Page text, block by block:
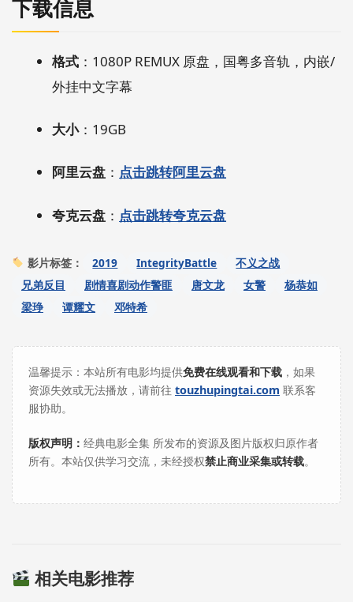
下载信息
格式 ：1080P REMUX 原盘，国粤多音轨，内嵌/
外挂中文字幕
大小：19GB
阿里云盘 ： 点击跳转阿里云盘
夸克云盘 ： 点击跳转夸克云盘
影片标签： 2019 IntegrityBattle
不义之战
兄弟反目
剧情喜剧动作警匪 唐文龙 女警
杨恭如
梁琤
谭耀文 邓特希
温馨提示：本站所有电影均提供免费在线观看和下载 ，如果
资源失效或无法播放，请前往 touzhupingtai.com 联系客
服协助。
版权声明： 经典电影全集 所发布的资源及图片版权归原作者
所有。本站仅供学习交流，未经授权禁止商业采集或转载。
相关电影推荐